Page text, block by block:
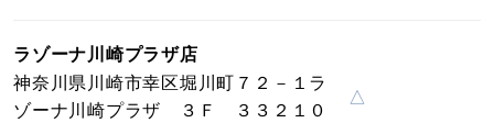
ラゾーナ川崎プラザ店
神奈川県川崎市幸区堀川町７２－１ラ
ゾーナ川崎プラザ ３Ｆ ３３２１０
△